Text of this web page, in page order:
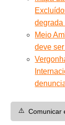
degrada
Meio
deve
⚠️ Comunicar